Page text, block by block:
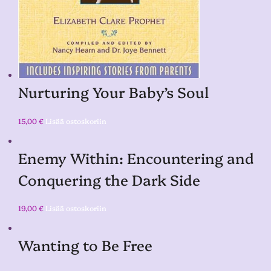
Nurturing Your Baby’s Soul
15,00€ Lisää ostoskoriin
Enemy Within: Encountering and
Conquering the Dark Side
19,00€ Lisää ostoskoriin
Wanting to Be Free